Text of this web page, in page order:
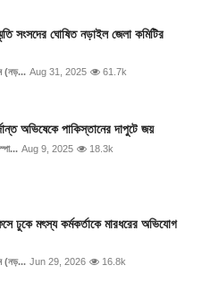
সংসদের ঘোষিত নড়াইল জেলা কমিটির
(নড়... Aug 31, 2025 61.7k
অভিষেকে পাকিস্তানের দাপুটে জয়
Aug 9, 2025 18.3k
ঢুকে মৎস্য কর্মকর্তাকে মারধরের অভিযোগ
(নড়... Jun 29, 2026 16.8k